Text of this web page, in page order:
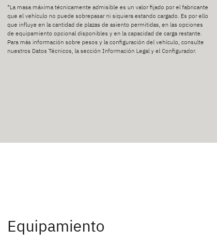
*La masa máxima técnicamente admisible es un valor fijado por el fabricante
que el vehículo no puede sobrepasar ni siquiera estando cargado. Es por ello
que influye en la cantidad de plazas de asiento permitidas, en las opciones
de equipamiento opcional disponibles y en la capacidad de carga restante.
Para más información sobre pesos y la configuración del vehículo, consulte
nuestros Datos Técnicos, la sección Información Legal y el Configurador.
Equipamiento